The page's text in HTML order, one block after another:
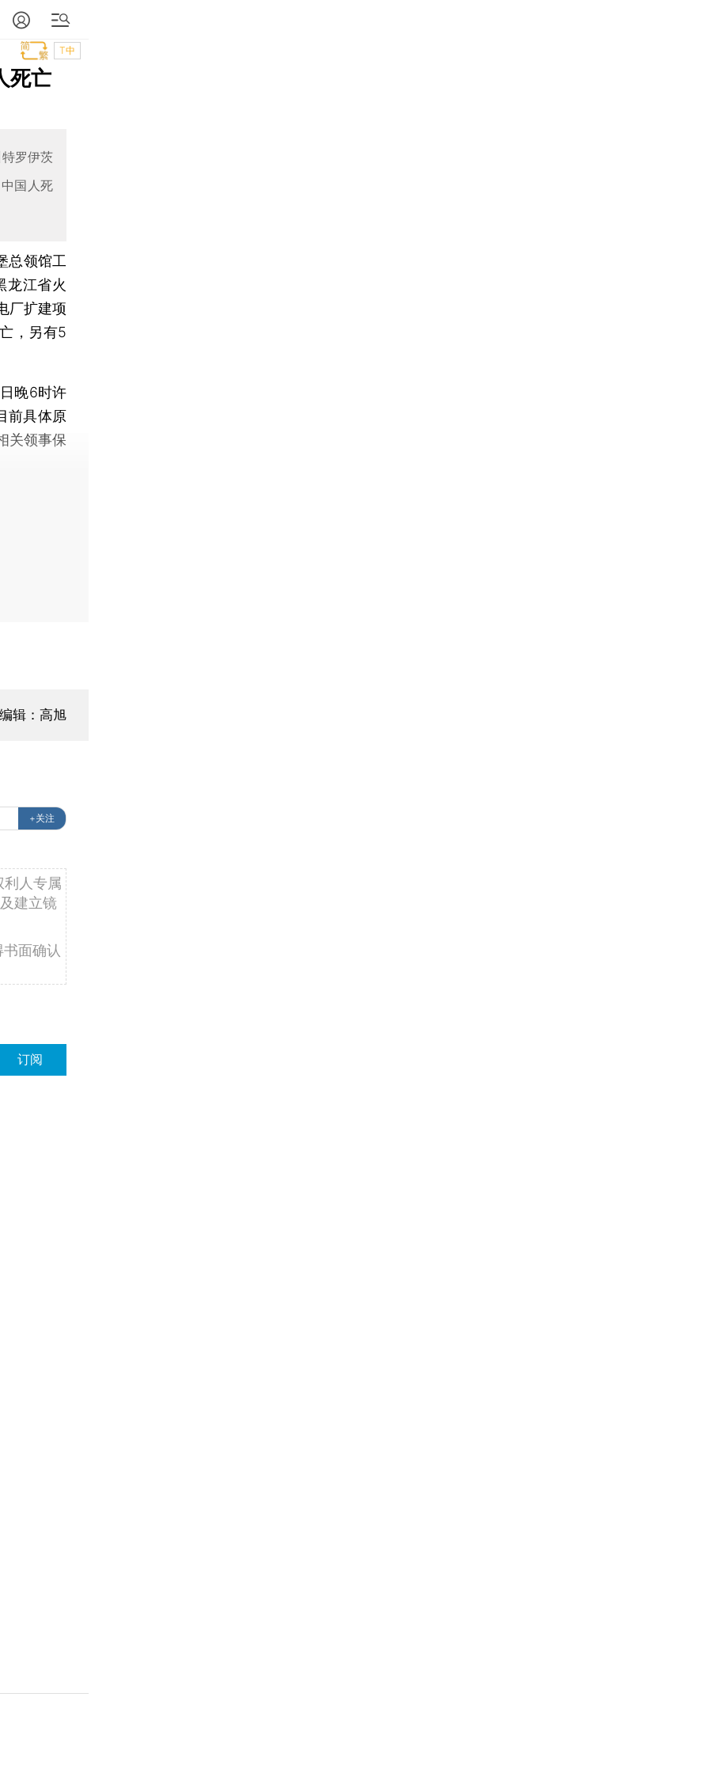
T中
死亡
罗伊茨
国人死
领馆工
龙江省火
厂扩建项
，另有5
晚6时许
前具体原
关领事保
辑：高旭
+关注
人专属
建立镜
面确认
订阅